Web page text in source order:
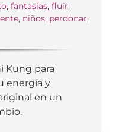
, fantasias, fluir,
, niños, perdonar,
Kung para
energía y
en un